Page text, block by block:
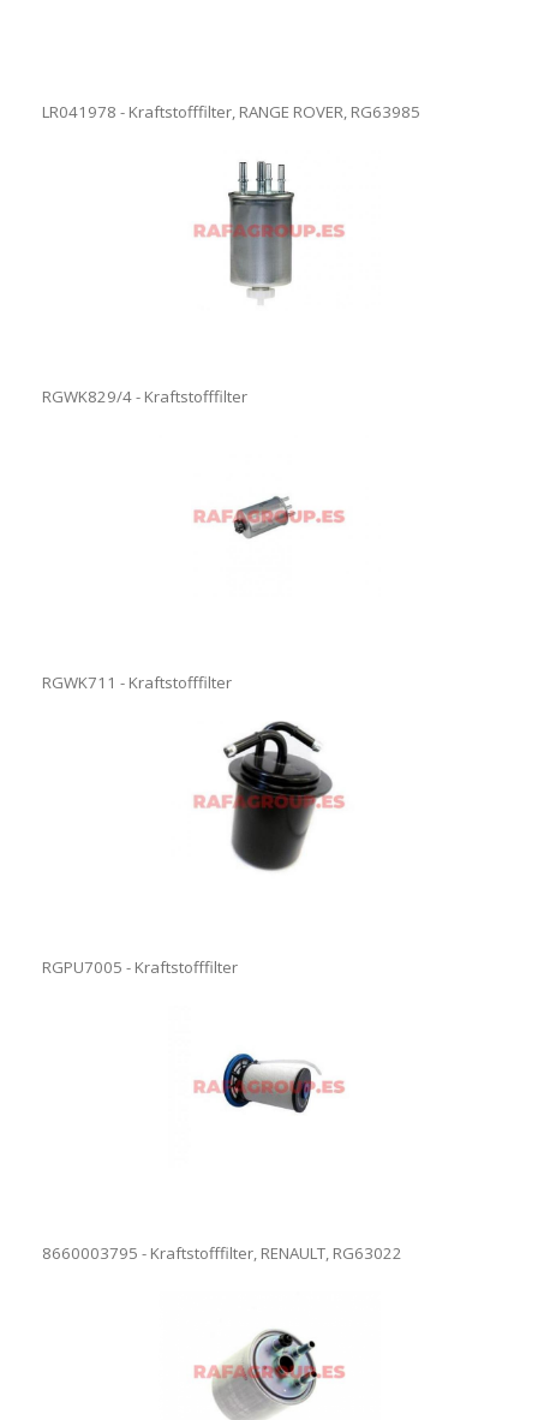
LR041978 - Kraftstofffilter, RANGE ROVER, RG63985
RGWK829/4 - Kraftstofffilter
RGWK711 - Kraftstofffilter
RGPU7005 - Kraftstofffilter
8660003795 - Kraftstofffilter, RENAULT, RG63022